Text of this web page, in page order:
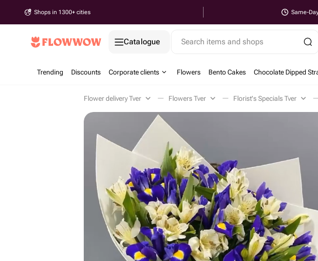
Shops in 1300+ cities Same-
Catalogue Search items and shops
Trending Discounts Corporate clients Flowers Bento Cakes Chocolate Dipped
Flower delivery Tver Flowers Tver Florist's Specials Tver